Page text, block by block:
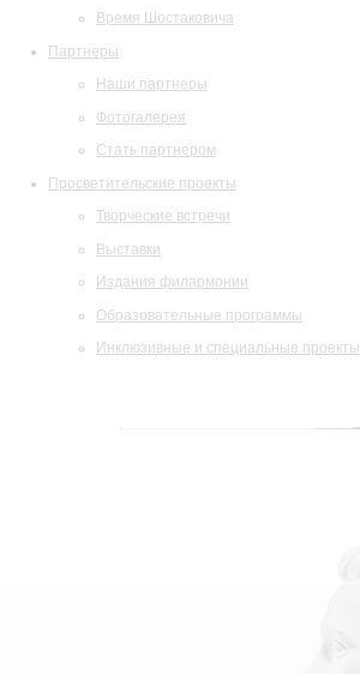
Время Шостаковича
Партнеры
Наши партнеры
Фотогалерея
Стать партнером
Просветительские проекты
Творческие встречи
Выставки
Издания филармонии
Образовательные программы
Инклюзивные и специальные проекты